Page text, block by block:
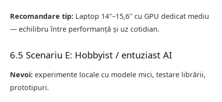
Recomandare tip: Laptop 14″–15,6″ cu GPU dedicat mediu
— echilibru între performanță și uz cotidian.
6.5 Scenariu E: Hobbyist / entuziast AI
Nevoi: experimente locale cu modele mici, testare librării,
prototipuri.